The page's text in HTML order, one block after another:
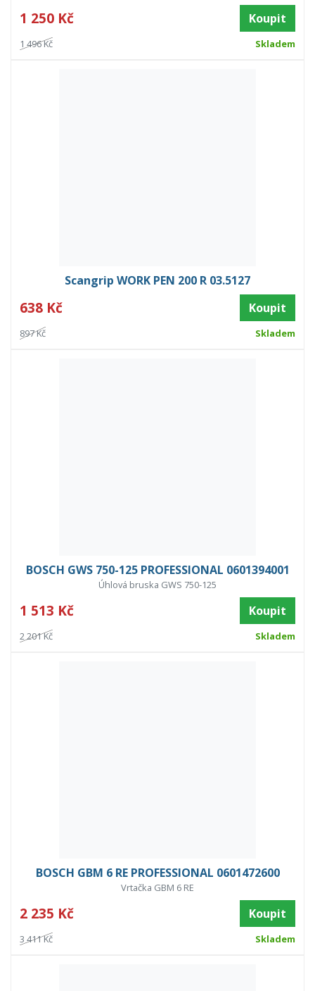
1 250 Kč Koupit
1 496 Kč Skladem
Scangrip WORK PEN 200 R 03.5127
638 Kč Koupit
897 Kč Skladem
BOSCH GWS 750-125 PROFESSIONAL 0601394001
Úhlová bruska GWS 750-125
1 513 Kč Koupit
2 201 Kč Skladem
BOSCH GBM 6 RE PROFESSIONAL 0601472600
Vrtačka GBM 6 RE
2 235 Kč Koupit
3 411 Kč Skladem